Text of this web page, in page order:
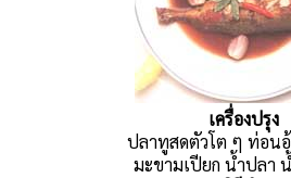
เครื่องปรุง
ปลาทูสดตัวโต ๆ ท่อน
มะขามเปียก น้ำปลา